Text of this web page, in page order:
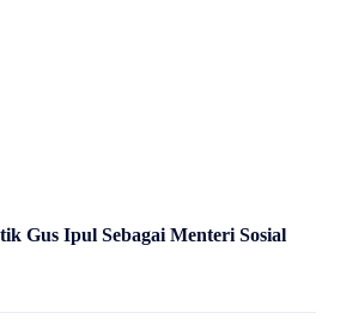
Gus Ipul Sebagai Menteri Sosial